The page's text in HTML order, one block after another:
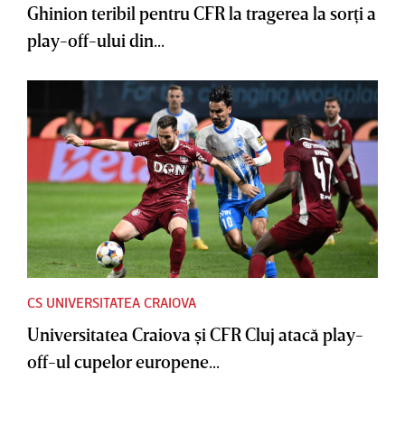
Ghinion teribil pentru CFR la tragerea la sorţi a
play-off-ului din...
CS UNIVERSITATEA CRAIOVA
Universitatea Craiova şi CFR Cluj atacă play-
off-ul cupelor europene...